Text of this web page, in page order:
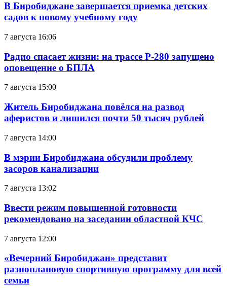
В Биробиджане завершается приемка детских
садов к новому учебному году
7 августа 16:06
Радио спасает жизни: на трассе Р-280 запущено
оповещение о БПЛА
7 августа 15:00
Житель Биробиджана повёлся на развод
аферистов и лишился почти 50 тысяч рублей
7 августа 14:00
В мэрии Биробиджана обсудили проблему
засоров канализации
7 августа 13:02
Ввести режим повышенной готовности
рекомендовано на заседании областной КЧС
7 августа 12:00
«Вечерний Биробиджан» представит
разноплановую спортивную программу для всей
семьи